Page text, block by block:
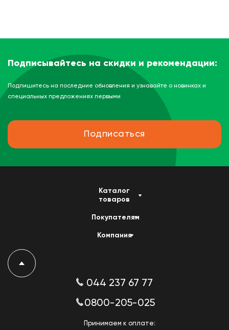
Подписывайтесь на скидки и рекомендации:
Подпишитесь на последние обновления и узнавайте о новинках и
специальных предложениях первыми
Подписаться
Каталог
товаров
Покупателям
Компания
044 237 67 77
0800-205-025
Принимаем к оплате: